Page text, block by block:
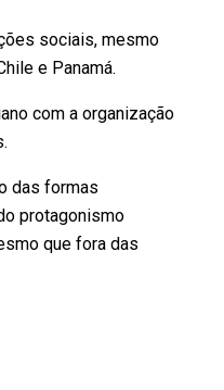
sociais, mesmo
e Panamá.
com a organização
das formas
protagonismo
que fora das